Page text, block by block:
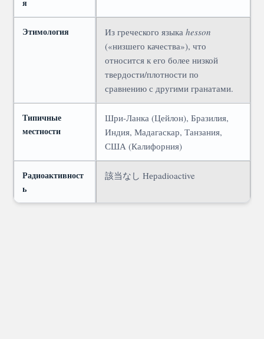
я
Этимология Из греческого языка hesson
(«низшего качества»), что
относится к его более низкой
твердости/плотности по
сравнению с другими гранатами.
Типичные
местности
Шри-Ланка (Цейлон), Бразилия,
Индия, Мадагаскар, Танзания,
США (Калифорния)
Радиоактивност
ь
該当なし Нерadioactive